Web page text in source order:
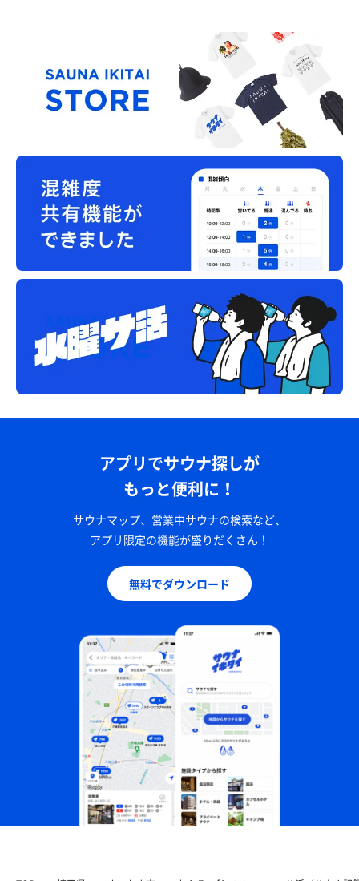
アプリでサウナ探しが
もっと便利に！
サウナマップ、営業中サウナの検索など、
アプリ限定の機能が盛りだくさん！
無料でダウンロード